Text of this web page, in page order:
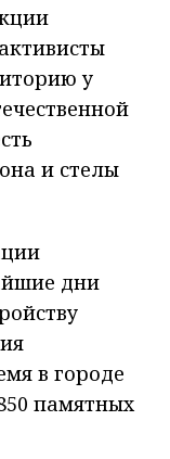
у
и стелы
дни
в городе
памятных